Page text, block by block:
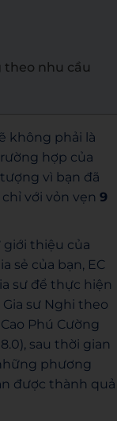
theo nhu cầu
không phải là
hợp của
vì bạn đã
với vỏn vẹn 9
giới thiệu của
sẻ của bạn, EC
sư để thực hiện
sư Nghi theo
Phú Cường
sau thời gian
phương
được thành quả